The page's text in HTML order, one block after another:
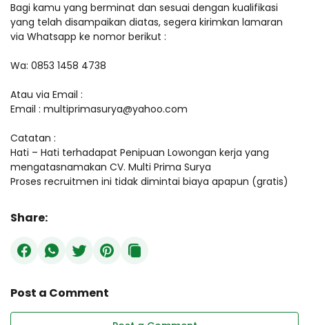
Bagi kamu yang berminat dan sesuai dengan kualifikasi
yang telah disampaikan diatas, segera kirimkan lamaran
via Whatsapp ke nomor berikut :
Wa: 0853 1458 4738
Atau via Email :
Email : multiprimasurya@yahoo.com
Catatan :
Hati – Hati terhadapat Penipuan Lowongan kerja yang
mengatasnamakan CV. Multi Prima Surya
Proses recruitmen ini tidak dimintai biaya apapun (gratis)
Share:
Post a Comment